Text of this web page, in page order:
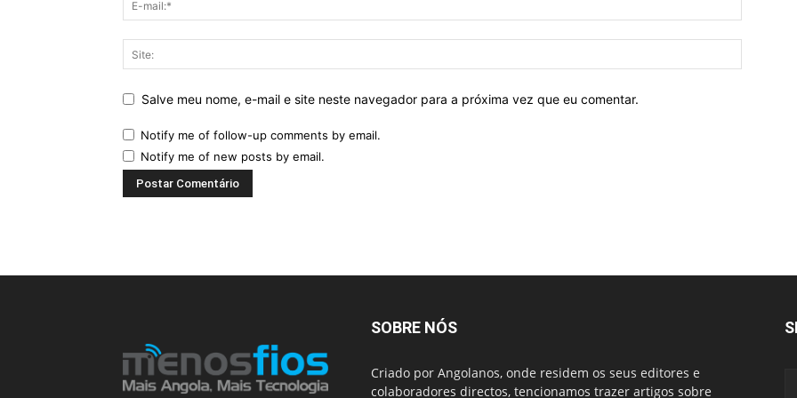
Salve meu nome, e-mail e site neste navegador para a próxima vez que eu comentar.
Notify me of follow-up comments by email.
Notify me of new posts by email.
SOBRE NÓS
Criado por Angolanos, onde residem os seus editores e
colaboradores directos, tencionamos trazer artigos sobre